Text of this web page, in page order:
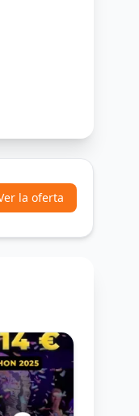
la oferta